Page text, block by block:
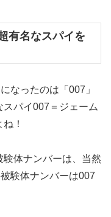
有名なスパイを
なったのは「007」
パイ007＝ジェーム
！
験体ナンバーは、当然
験体ナンバーは007